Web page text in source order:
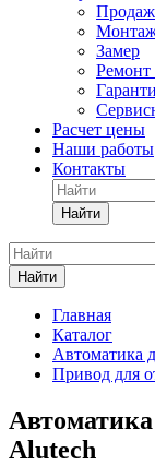
Замер
Ремонт
Расчет цены
Наши работы
Контакты
Найти
Найти
Главная
Каталог
Автоматика
Привод для
Alutech